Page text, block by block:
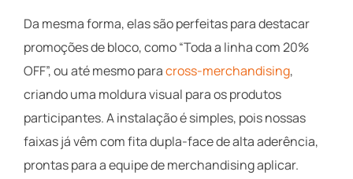
Da mesma forma, elas são perfeitas para destacar
promoções de bloco, como “Toda a linha com 20%
OFF”, ou até mesmo paracross-merchandising,
criando uma moldura visual para os produtos
participantes. A instalação é simples, pois nossas
faixas já vêm com fita dupla-face de alta aderência,
prontas para a equipe de merchandising aplicar.